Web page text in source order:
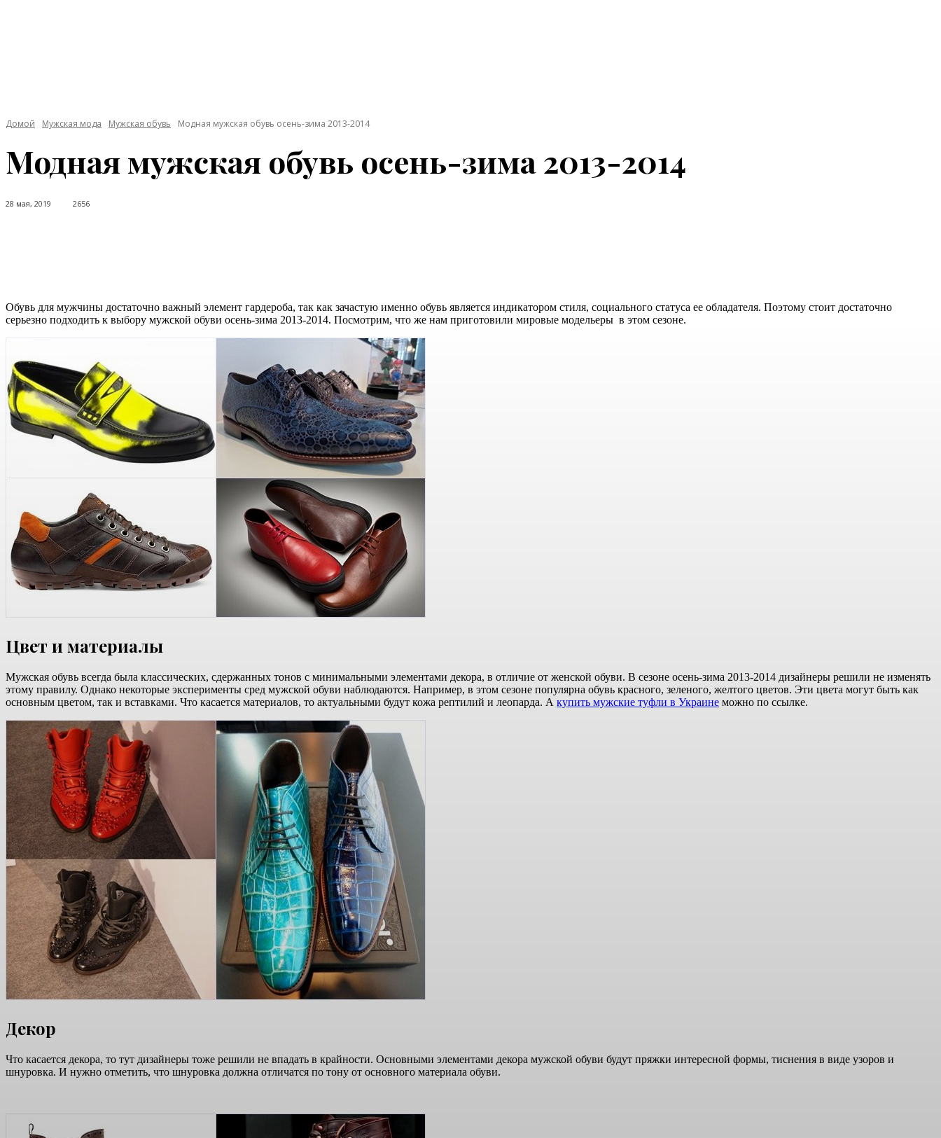
Домой Мужская мода Мужская обувь Модная мужская обувь осень-зима 2013-2014
Модная мужская обувь осень-зима 2013-2014
28 мая, 2019 2656
Обувь для мужчины достаточно важный элемент гардероба, так как зачастую именно обувь является индикатором стиля, социального статуса ее обладателя. Поэтому стоит достаточно
серьезно подходить к выбору мужской обуви осень-зима 2013-2014. Посмотрим, что же нам приготовили мировые модельеры в этом сезоне.
Цвет и материалы
Мужская обувь всегда была классических, сдержанных тонов с минимальными элементами декора, в отличие от женской обуви. В сезоне осень-зима 2013-2014 дизайнеры решили не изменять
этому правилу. Однако некоторые эксперименты сред мужской обуви наблюдаются. Например, в этом сезоне популярна обувь красного, зеленого, желтого цветов. Эти цвета могут быть как
основным цветом, так и вставками. Что касается материалов, то актуальными будут кожа рептилий и леопарда. А купить мужские туфли в Украине можно по ссылке.
Декор
Что касается декора, то тут дизайнеры тоже решили не впадать в крайности. Основными элементами декора мужской обуви будут пряжки интересной формы, тиснения в виде узоров и
шнуровка. И нужно отметить, что шнуровка должна отличатся по тону от основного материала обуви.